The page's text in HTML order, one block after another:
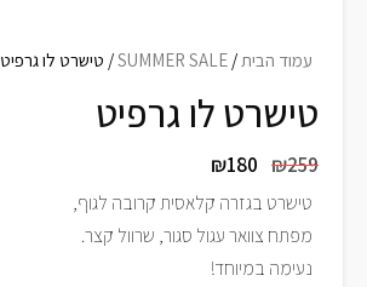
עמוד הבית/
SUMMER SALE/ טישרט לו גרפיט
טישרט לו גרפיט
₪259
₪180
טישרט בגזרה קלאסית קרובה לגוף,
מפתח צוואר עגול סגור, שרוול קצר.
נעימה במיוחד!